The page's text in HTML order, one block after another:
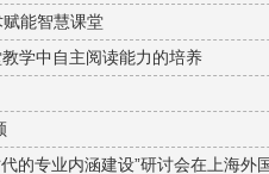
能智慧课堂
学中自主阅读能力的培养
的专业内涵建设”研讨会在上海外